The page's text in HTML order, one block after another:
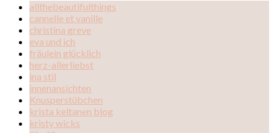
allthebeautifulthings
cannelle et vanille
christina greve
eva und ich
fräulein glücklich
herz-allerliebst
ina stil
innenansichten
Knusperstübchen
krista keltanen blog
kristy wicks